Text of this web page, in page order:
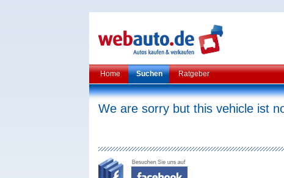
Home Suchen Ratgeber
We are sorry but this vehicle ist